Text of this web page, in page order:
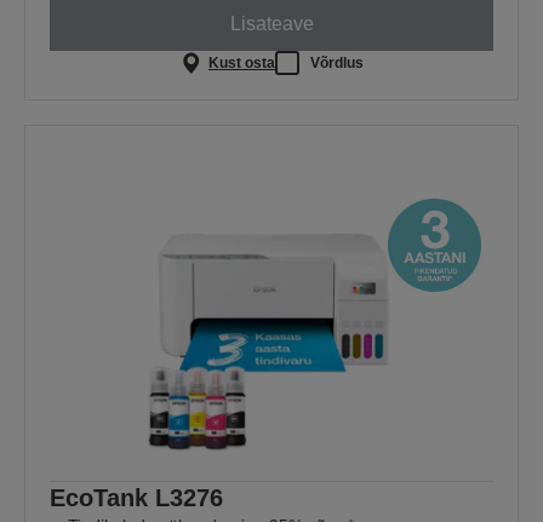
Lisateave
Kust osta Võrdlus
EcoTank L3276